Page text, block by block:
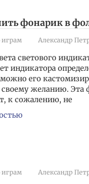
фонарик в
играм Александр
светового
индикатора
его
своему желанию. Эта
к сожалению, не
играм Александр